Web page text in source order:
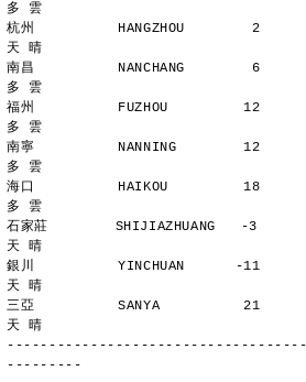
多 雲
杭州          HANGZHOU        2
天 晴
南昌          NANCHANG        6
多 雲
福州          FUZHOU         12
多 雲
南寧          NANNING        12
多 雲
海口          HAIKOU         18
多 雲
石家莊        SHIJIAZHUANG   -3
天 晴
銀川          YINCHUAN      -11
天 晴
三亞          SANYA          21
天 晴
---------